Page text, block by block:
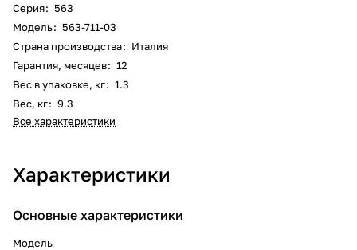
Серия: 563
Модель: 563-711-03
Страна производства: Италия
Гарантия, месяцев: 12
Вес в упаковке, кг: 1.3
Вес, кг: 9.3
Все характеристики
Характеристики
Основные характеристики
Модель